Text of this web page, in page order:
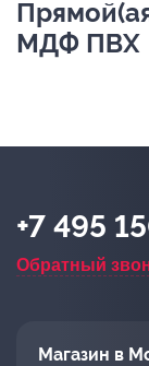
МДФ ПВХ
+7 495
Обратный
Магазин в